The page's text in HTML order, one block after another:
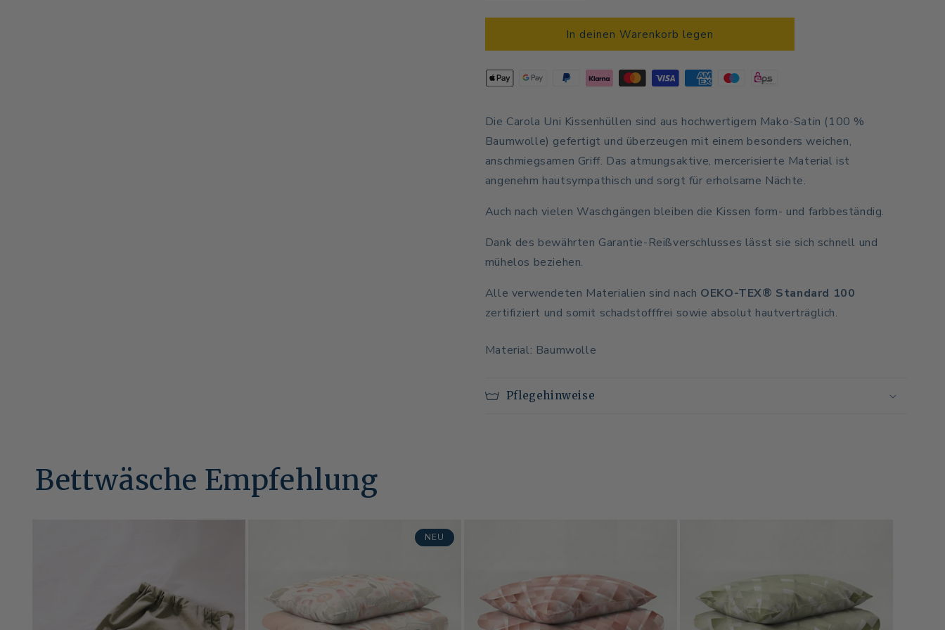
die
Menge
Carola
Kissenhülle
die
Menge
für
Carola
Kissenhülle
In deinen Warenkorb legen
Die Carola Uni Kissenhüllen sind aus hochwertigem Mako-Satin (100 %
Baumwolle) gefertigt und überzeugen mit einem besonders weichen,
anschmiegsamen Griff. Das atmungsaktive, mercerisierte Material ist
angenehm hautsympathisch und sorgt für erholsame Nächte.
Auch nach vielen Waschgängen bleiben die Kissen form- und farbbeständig.
Dank des bewährten Garantie-Reißverschlusses lässt sie sich schnell und
mühelos beziehen.
Alle verwendeten Materialien sind nach OEKO-TEX® Standard 100
zertifiziert und somit schadstofffrei sowie absolut hautverträglich.
Material: Baumwolle
Pflegehinweise
Bettwäsche Empfehlung
NEU